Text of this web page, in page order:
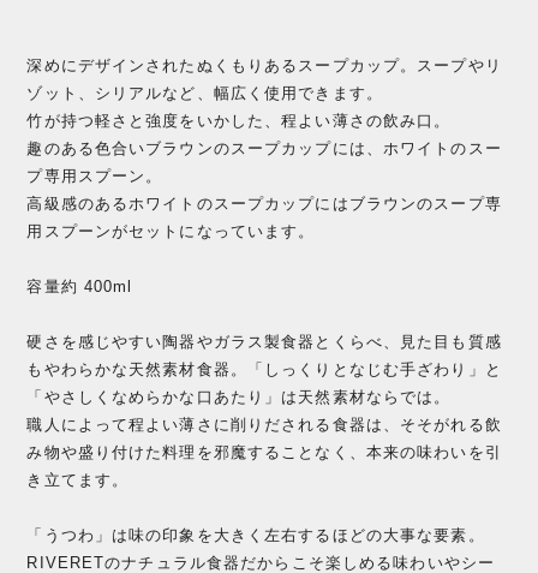
深めにデザインされたぬくもりあるスープカップ。スープやリ
ゾット、シリアルなど、幅広く使用できます。
竹が持つ軽さと強度をいかした、程よい薄さの飲み口。
趣のある色合いブラウンのスープカップには、ホワイトのスー
プ専用スプーン。
高級感のあるホワイトのスープカップにはブラウンのスープ専
用スプーンがセットになっています。
容量約 400ml
硬さを感じやすい陶器やガラス製食器とくらべ、見た目も質感
もやわらかな天然素材食器。「しっくりとなじむ手ざわり」と
「やさしくなめらかな口あたり」は天然素材ならでは。
職人によって程よい薄さに削りだされる食器は、そそがれる飲
み物や盛り付けた料理を邪魔することなく、本来の味わいを引
き立てます。
「うつわ」は味の印象を大きく左右するほどの大事な要素。
RIVERETのナチュラル食器だからこそ楽しめる味わいやシー